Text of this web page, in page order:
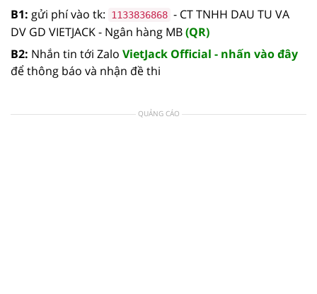
B1: gửi phí vào tk: 1133836868 - CT TNHH DAU TU VA
DV GD VIETJACK - Ngân hàng MB(QR)
B2: Nhắn tin tới Zalo VietJack Official - nhấn vào đây
để thông báo và nhận đề thi
QUẢNG CÁO